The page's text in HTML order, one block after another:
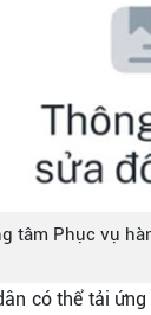
tâm Phục vụ
có thể tải